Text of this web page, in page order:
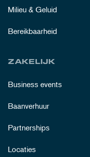
Milieu & Geluid
Bereikbaarheid
ZAKELIJK
Business events
Baanverhuur
Partnerships
Locaties